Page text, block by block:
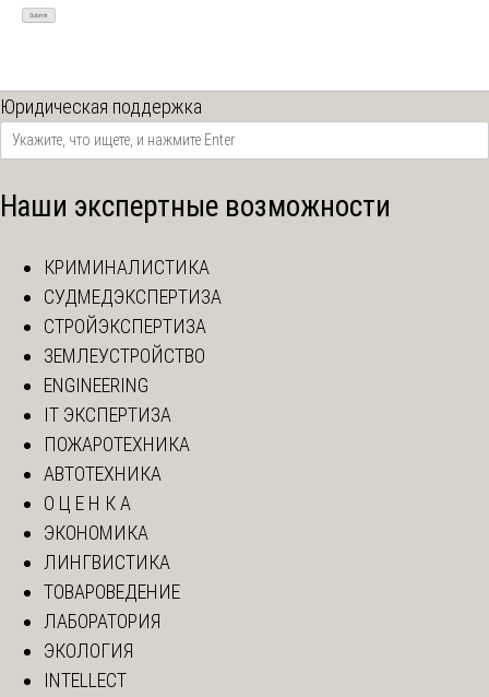
Юридическая поддержка
Наши экспертные возможности
КРИМИНАЛИСТИКА
СУДМЕДЭКСПЕРТИЗА
СТРОЙЭКСПЕРТИЗА
ЗЕМЛЕУСТРОЙСТВО
ENGINEERING
IT ЭКСПЕРТИЗА
ПОЖАРОТЕХНИКА
АВТОТЕХНИКА
О Ц Е Н К А
ЭКОНОМИКА
ЛИНГВИСТИКА
ТОВАРОВЕДЕНИЕ
ЛАБОРАТОРИЯ
ЭКОЛОГИЯ
INTELLECT